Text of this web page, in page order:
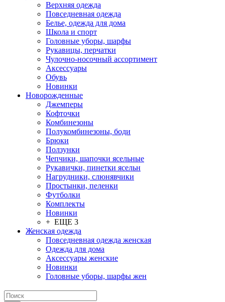
Верхняя одежда
Повседневная одежда
Белье, одежда для дома
Школа и спорт
Головные уборы, шарфы
Рукавицы, перчатки
Чулочно-носочный ассортимент
Аксессуары
Обувь
Новинки
Новорожденные
Джемперы
Кофточки
Комбинезоны
Полукомбинезоны, боди
Брюки
Ползунки
Чепчики, шапочки ясельные
Рукавички, пинетки ясельн
Нагрудники, слюнявчики
Простынки, пеленки
Футболки
Комплекты
Новинки
+ ЕЩЕ 3
Женская одежда
Повседневная одежда женская
Одежда для дома
Аксессуары женские
Новинки
Головные уборы, шарфы жен